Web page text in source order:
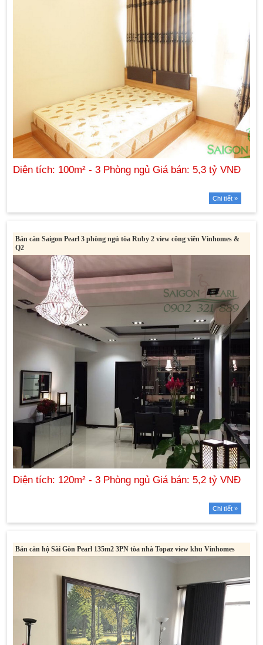
Chi tiết »
Bán căn Saigon Pearl 3 phòng ngủ tòa Ruby 2 view công viên Vinhomes &
Q2
Chi tiết »
Bán căn hộ Sài Gòn Pearl 135m2 3PN tòa nhà Topaz view khu Vinhomes